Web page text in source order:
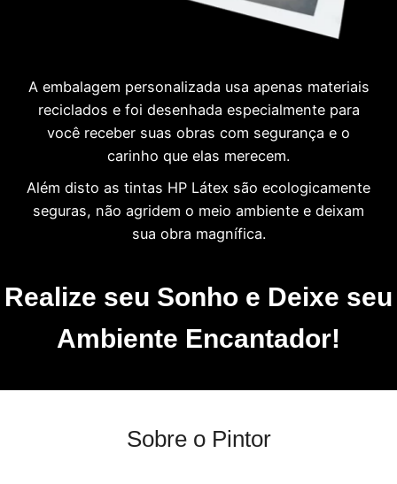
A embalagem personalizada usa apenas materiais
reciclados e foi desenhada especialmente para
você receber suas obras com segurança e o
carinho que elas merecem.
Além disto as tintas HP Látex são ecologicamente
seguras, não agridem o meio ambiente e deixam
sua obra magnífica.
Realize seu Sonho e Deixe seu
Ambiente Encantador!
Sobre o Pintor